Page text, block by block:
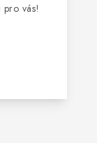
pro vás!